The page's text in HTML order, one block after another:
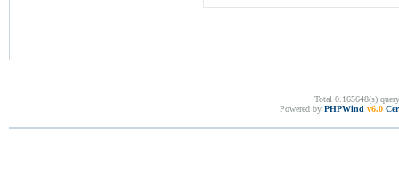
Total 0.165648(s)
Powered by PHPWind v6.0